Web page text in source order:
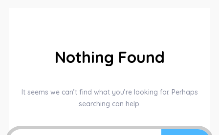
Nothing Found
It seems we can’t find what you’re looking for. Perhaps
searching can help.